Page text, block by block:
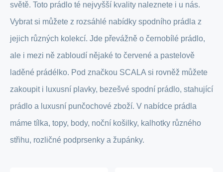
světě. Toto prádlo té nejvyšší kvality naleznete i u nás.
Vybrat si můžete z rozsáhlé nabídky spodního prádla z
jejich různých kolekcí. Jde převážně o černobílé prádlo,
ale i mezi ně zabloudí nějaké to červené a pastelově
laděné prádélko. Pod značkou SCALA si rovněž můžete
zakoupit i luxusní plavky, bezešvé spodní prádlo, stahující
prádlo a luxusní punčochové zboží. V nabídce prádla
máme tílka, topy, body, noční košilky, kalhotky různého
střihu, rozličné podprsenky a župánky.